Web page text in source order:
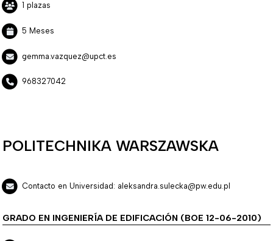
1 plazas
5 Meses
gemma.vazquez@upct.es
968327042
POLITECHNIKA WARSZAWSKA
Contacto en Universidad: aleksandra.sulecka@pw.edu.pl
GRADO EN INGENIERÍA DE EDIFICACIÓN (BOE 12-06-2010)